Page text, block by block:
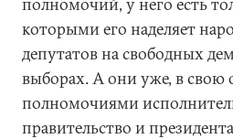
которыми его наделяет
депутатов на свободных
выборах. А они уже, в свою
полномочиями
правительство и